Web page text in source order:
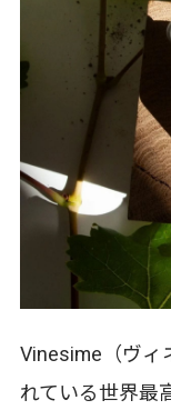
Vinesime（ヴィ
れている世界最